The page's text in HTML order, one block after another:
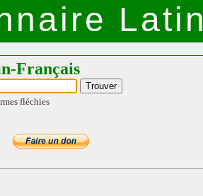
Latin
Français
fléchies